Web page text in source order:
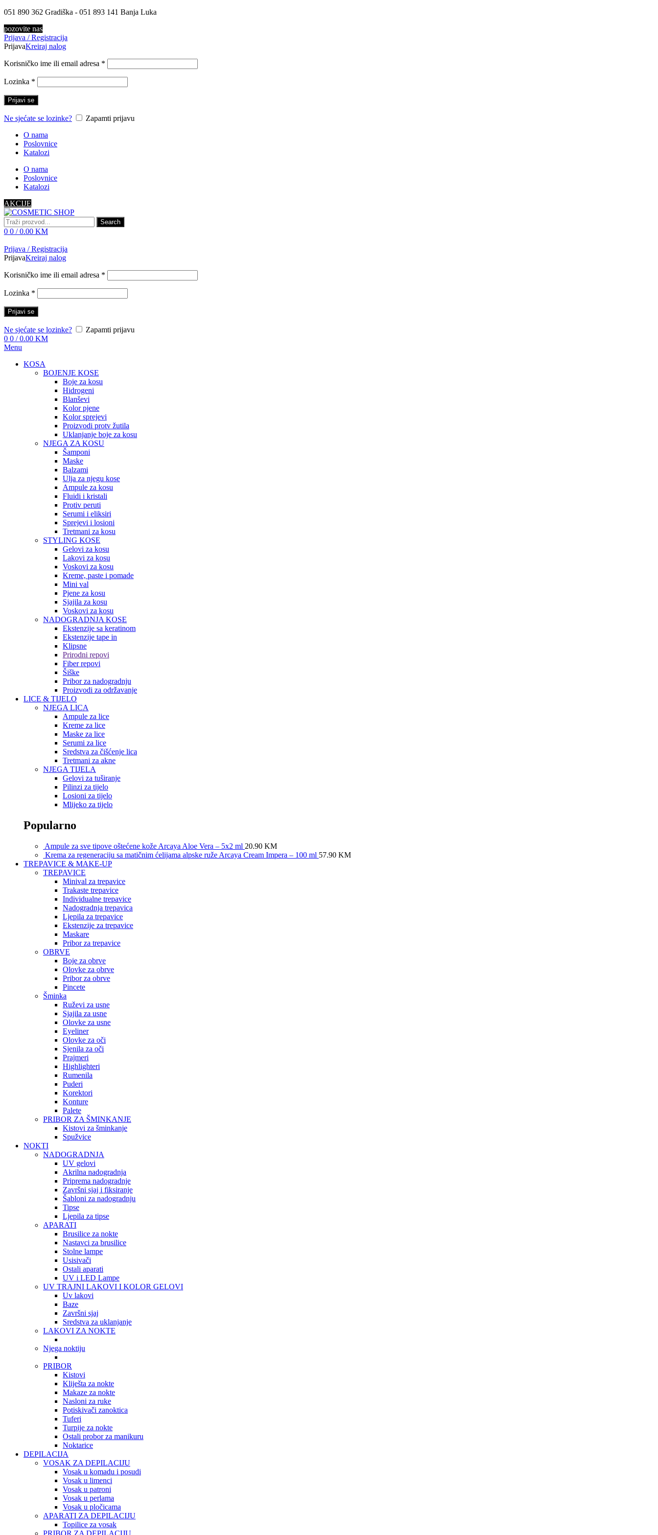
051 890 362 Gradiška - 051 893 141 Banja Luka
pozovite nas
Prijava / Registracija
PrijavaKreiraj nalog
Korisničko ime ili email adresa *
Lozinka *
Prijavi se
Ne sjećate se lozinke?
Zapamti prijavu
O nama
Poslovnice
Katalozi
O nama
Poslovnice
Katalozi
AKCIJE
Search
0 0 / 0.00 KM
Prijava / Registracija
PrijavaKreiraj nalog
Korisničko ime ili email adresa *
Lozinka *
Prijavi se
Ne sjećate se lozinke?
Zapamti prijavu
0 0 / 0.00 KM
Menu
KOSA
BOJENJE KOSE
Boje za kosu
Hidrogeni
Blanševi
Kolor pjene
Kolor sprejevi
Proizvodi protv žutila
Uklanjanje boje za kosu
NJEGA ZA KOSU
Šamponi
Maske
Balzami
Ulja za njegu kose
Ampule za kosu
Fluidi i kristali
Protiv peruti
Serumi i eliksiri
Sprejevi i losioni
Tretmani za kosu
STYLING KOSE
Gelovi za kosu
Lakovi za kosu
Voskovi za kosu
Kreme, paste i pomade
Mini val
Pjene za kosu
Sjajila za kosu
Voskovi za kosu
NADOGRADNJA KOSE
Ekstenzije sa keratinom
Ekstenzije tape in
Klipsne
Prirodni repovi
Fiber repovi
Šiške
Pribor za nadogradnju
Proizvodi za održavanje
LICE & TIJELO
NJEGA LICA
Ampule za lice
Kreme za lice
Maske za lice
Serumi za lice
Sredstva za čišćenje lica
Tretmani za akne
NJEGA TIJELA
Gelovi za tuširanje
Pilinzi za tijelo
Losioni za tijelo
Mlijeko za tijelo
Popularno
Ampule za sve tipove oštećene kože Arcaya Aloe Vera – 5x2 ml 20.90 KM
Krema za regeneraciju sa matičnim ćelijama alpske ruže Arcaya Cream Impera – 100 ml 57.90 KM
TREPAVICE & MAKE-UP
TREPAVICE
Minival za trepavice
Trakaste trepavice
Individualne trepavice
Nadogradnja trepavica
Ljepila za trepavice
Ekstenzije za trepavice
Maskare
Pribor za trepavice
OBRVE
Boje za obrve
Olovke za obrve
Pribor za obrve
Pincete
Šminka
Ruževi za usne
Sjajila za usne
Olovke za usne
Eyeliner
Olovke za oči
Sjenila za oči
Prajmeri
Highlighteri
Rumenila
Puderi
Korektori
Konture
Palete
PRIBOR ZA ŠMINKANJE
Kistovi za šminkanje
Spužvice
NOKTI
NADOGRADNJA
UV gelovi
Akrilna nadogradnja
Priprema nadogradnje
Završni sjaj i fiksiranje
Šabloni za nadogradnju
Tipse
Ljepila za tipse
APARATI
Brusilice za nokte
Nastavci za brusilice
Stolne lampe
Usisivači
Ostali aparati
UV i LED Lampe
UV TRAJNI LAKOVI I KOLOR GELOVI
Uv lakovi
Baze
Završni sjaj
Sredstva za uklanjanje
LAKOVI ZA NOKTE
Njega noktiju
PRIBOR
Kistovi
Kliješta za nokte
Makaze za nokte
Nasloni za ruke
Potiskivači zanoktica
Tuferi
Turpije za nokte
Ostali probor za manikuru
Noktarice
DEPILACIJA
VOSAK ZA DEPILACIJU
Vosak u komadu i posudi
Vosak u limenci
Vosak u patroni
Vosak u perlama
Vosak u pločicama
APARATI ZA DEPILACIJU
Topilice za vosak
PRIBOR ZA DEPILACIJU